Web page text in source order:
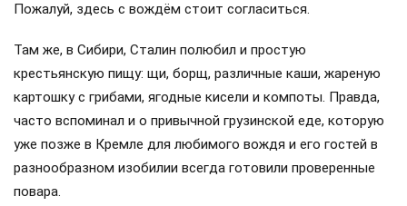
Пожалуй, здесь с вождём стоит согласиться.
Там же, в Сибири, Сталин полюбил и простую
крестьянскую пищу: щи, борщ, различные каши, жареную
картошку с грибами, ягодные кисели и компоты. Правда,
часто вспоминал и о привычной грузинской еде, которую
уже позже в Кремле для любимого вождя и его гостей в
разнообразном изобилии всегда готовили проверенные
повара.